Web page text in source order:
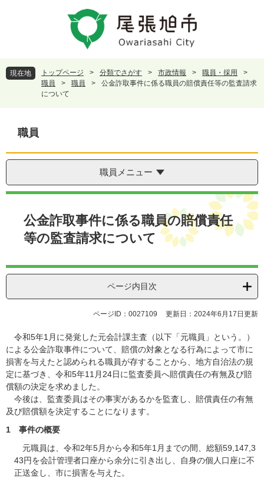
頭
で
飛
ば
現在地 トップページ > 分類でさがす > 市政情報 > 職員・採用
>
職員
> 職員 >
公金詐取事件に係る職員の賠償責任等の監査請求
について
職員
職員メニュー
本
公金詐取事件に係る職員の賠償責任
等の監査請求について
ページ内目次
ページID：0027109 更新日：2024年6月17日更新
令和5年1月に発覚した元会計課主査（以下「元職員」という。）
による公金詐取事件について、賠償の対象となる行為によって市に
損害を与えたと認められる職員が存することから、地方自治法の規
定に基づき、令和5年11月24日に監査委員へ賠償責任の有無及び賠
償額の決定を求めました。
今後は、監査委員はその事実があるかを監査し、賠償責任の有無
及び賠償額を決定することになります。
1 事件の概要
元職員は、令和2年5月から令和5年1月までの間、総額59,147,3
43円を会計管理者口座から余分に引き出し、自身の個人口座に不
正送金し、市に損害を与えた。